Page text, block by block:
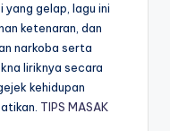
yang gelap, lagu ini
ketenaran, dan
narkoba serta
liriknya secara
kehidupan
TIPS MASAK